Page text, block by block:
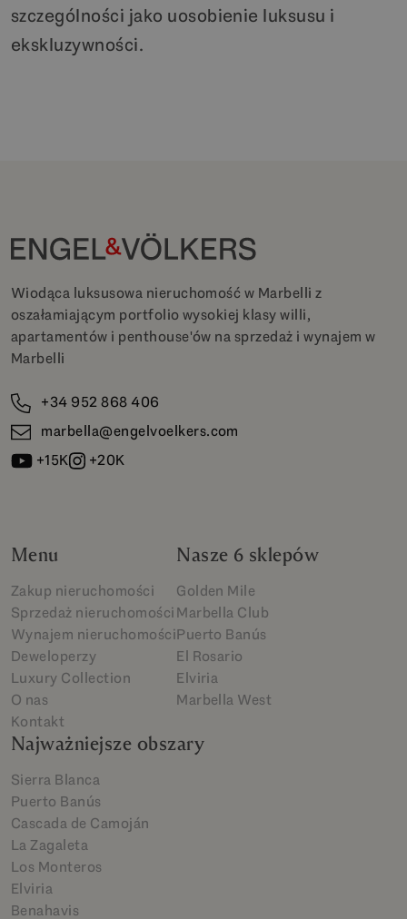
szczególności jako uosobienie luksusu i
ekskluzywności.
Wiodąca luksusowa nieruchomość w Marbelli z
oszałamiającym portfolio wysokiej klasy willi,
apartamentów i penthouse'ów na sprzedaż i wynajem w
Marbelli
+34 952 868 406
marbella@engelvoelkers.com
+15K
+20K
Menu
Zakup nieruchomości
Sprzedaż nieruchomości
Wynajem nieruchomości
Deweloperzy
Luxury Collection
O nas
Kontakt
Nasze 6 sklepów
Golden Mile
Marbella Club
Puerto Banús
El Rosario
Elviria
Marbella West
Najważniejsze obszary
Sierra Blanca
Puerto Banús
Cascada de Camoján
La Zagaleta
Los Monteros
Elviria
Benahavis